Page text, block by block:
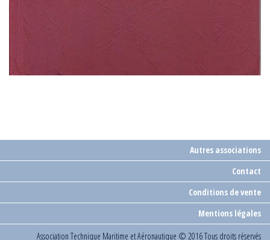
Autres associations
Contact
Conditions de vente
Mentions légales
Association Technique Maritime et Aéronautique © 2016 Tous droits réservés